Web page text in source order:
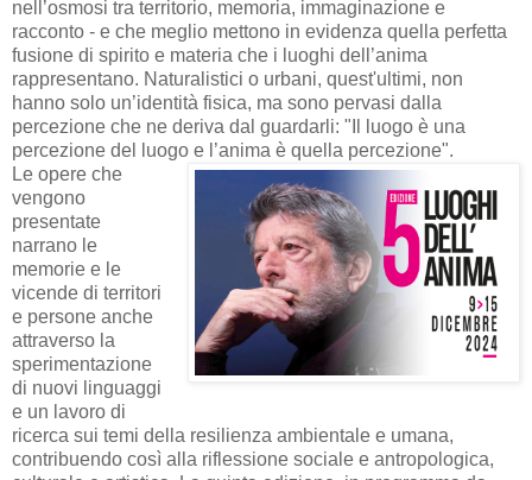
nell’osmosi tra territorio, memoria, immaginazione e
racconto - e che meglio mettono in evidenza quella perfetta
fusione di spirito e materia che i luoghi dell’anima
rappresentano. Naturalistici o urbani, quest'ultimi, non
hanno solo un’identità fisica, ma sono pervasi dalla
percezione che ne deriva dal guardarli: "Il luogo è una
percezione del luogo e l’anima è quella percezione".
Le opere che
vengono
presentate
narrano le
memorie e le
vicende di territori
e persone anche
attraverso la
sperimentazione
di nuovi linguaggi
e un lavoro di
ricerca sui temi della resilienza ambientale e umana,
contribuendo così alla riflessione sociale e antropologica,